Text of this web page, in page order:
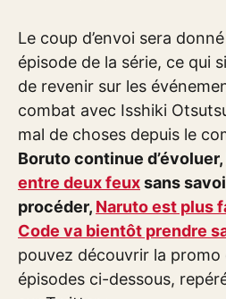
Le coup d’envoi sera
épisode de la série, ce qui
de revenir sur les
combat avec Isshiki
mal de choses depuis le
Boruto continue d’évoluer,
entre deux feuxsans
procéder, Naruto est plus
Code va bientôt prendre
pouvez découvrir la promo
épisodes ci-dessous,